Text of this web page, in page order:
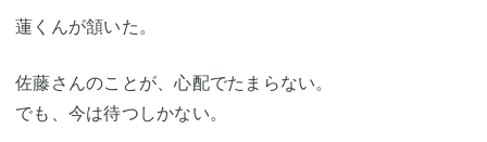
蓮くんが頷いた。
佐藤さんのことが、心配でたまらない。
でも、今は待つしかない。